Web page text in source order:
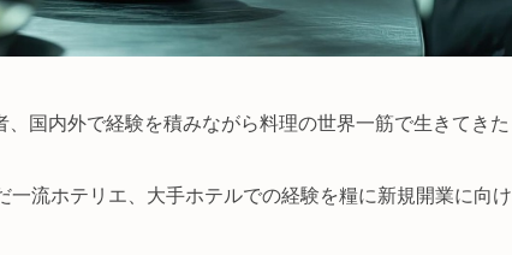
国内外で経験を積みながら料理の世界一筋で生きてきた
流ホテリエ、大手ホテルでの経験を糧に新規開業に向け